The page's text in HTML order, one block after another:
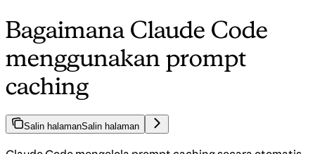
Bagaimana Claude Code
menggunakan prompt
caching
Salin halamanSalin halaman